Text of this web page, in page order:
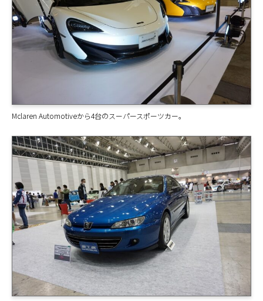
Mclaren Automotiveから4台のスーパースポーツカー。